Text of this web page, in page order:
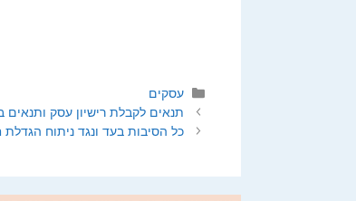
קטגוריות
עסקים
תנאים לקבלת רישיון עסק ותנאים
כל הסיבות בעד ונגד ניתוח הגדלת